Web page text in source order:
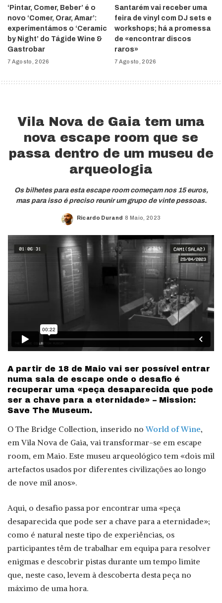
‘Pintar, Comer, Beber’ é o
novo ‘Comer, Orar, Amar’:
experimentámos o ‘Ceramic
by Night’ do Tágide Wine &
Gastrobar
7 Agosto, 2026
Santarém vai receber uma
feira de vinyl com DJ sets e
workshops; há a promessa
de «encontrar discos
raros»
7 Agosto, 2026
Vila Nova de Gaia tem uma
nova escape room que se
passa dentro de um museu de
arqueologia
Os bilhetes para esta escape room começam nos 15 euros,
mas para isso é preciso reunir um grupo de vinte pessoas.
Posted
Ricardo Durand 8 Maio, 2023
A partir de 18 de Maio vai ser possível entrar
numa sala de escape onde o desafio é
recuperar uma «peça desaparecida que pode
ser a chave para a eternidade» – Mission:
Save The Museum.
O The Bridge Collection, inserido noWorld of Wine,
em Vila Nova de Gaia, vai transformar-se em escape
room, em Maio. Este museu arqueológico tem «dois mil
artefactos usados por diferentes civilizações ao longo
de nove mil anos».
Aqui, o desafio passa por encontrar uma «peça
desaparecida que pode ser a chave para a eternidade»;
como é natural neste tipo de experiências, os
participantes têm de trabalhar em equipa para resolver
enigmas e descobrir pistas durante um tempo limite
que, neste caso, levem à descoberta desta peça no
máximo de uma hora.